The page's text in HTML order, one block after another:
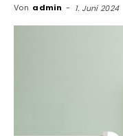
Von admin - 1. Juni 2024